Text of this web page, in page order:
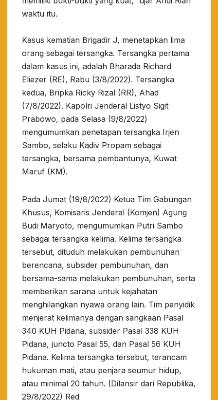
waktu itu.
Kasus kematian Brigadir J, menetapkan lima
orang sebagai tersangka. Tersangka pertama
dalam kasus ini, adalah Bharada Richard
Eliezer (RE), Rabu (3/8/2022). Tersangka
kedua, Bripka Ricky Rizal (RR), Ahad
(7/8/2022). Kapolri Jenderal Listyo Sigit
Prabowo, pada Selasa (9/8/2022)
mengumumkan penetapan tersangka Irjen
Sambo, selaku Kadiv Propam sebagai
tersangka, bersama pembantunya, Kuwat
Maruf (KM).
Pada Jumat (19/8/2022) Ketua Tim Gabungan
Khusus, Komisaris Jenderal (Komjen) Agung
Budi Maryoto, mengumumkan Putri Sambo
sebagai tersangka kelima. Kelima tersangka
tersebut, dituduh melakukan pembunuhan
berencana, subsider pembunuhan, dan
bersama-sama melakukan pembunuhan, serta
memberikan sarana untuk kejahatan
menghilangkan nyawa orang lain. Tim penyidik
menjerat kelimanya dengan sangkaan Pasal
340 KUH Pidana, subsider Pasal 338 KUH
Pidana, juncto Pasal 55, dan Pasal 56 KUH
Pidana. Kelima tersangka tersebut, terancam
hukuman mati, atau penjara seumur hidup,
atau minimal 20 tahun. (Dilansir dari Republika,
29/8/2022) Red